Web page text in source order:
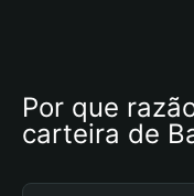
Por que
carteira de